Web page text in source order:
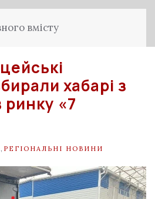
вмісту
хабарі з
ринку «7
РЕГІОНАЛЬНІ НОВИНИ